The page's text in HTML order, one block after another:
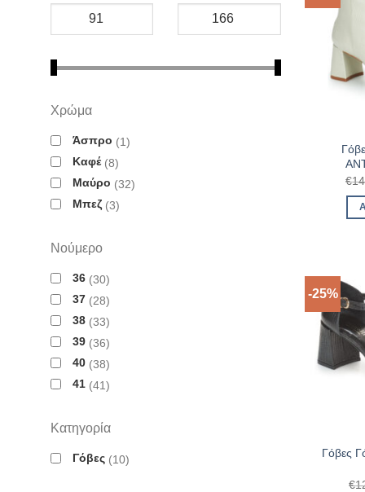
Χρώμα
Άσπρο
1
Καφέ 8
Μαύρο
32
Μπεζ 3
Νούμερο
36 30
37
28
38 33
39 36
40 38
41 41
Κατηγορία
Γόβες 10
€
-25%
Γόβες
€